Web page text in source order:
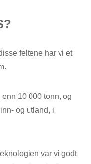
feltene har vi et
10 000 tonn, og
og utland, i
var vi godt